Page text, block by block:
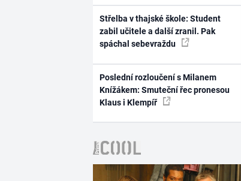
Střelba v thajské škole: Student
zabil učitele a další zranil. Pak
spáchal sebevraždu
Poslední rozloučení s Milanem
Knížákem: Smuteční řec pronesou
Klaus i Klempíř